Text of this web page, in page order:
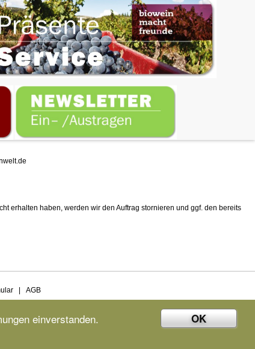
OK
einverstanden.
erhalten haben, werden wir den Auftrag stornieren und ggf. den bereits
AGB